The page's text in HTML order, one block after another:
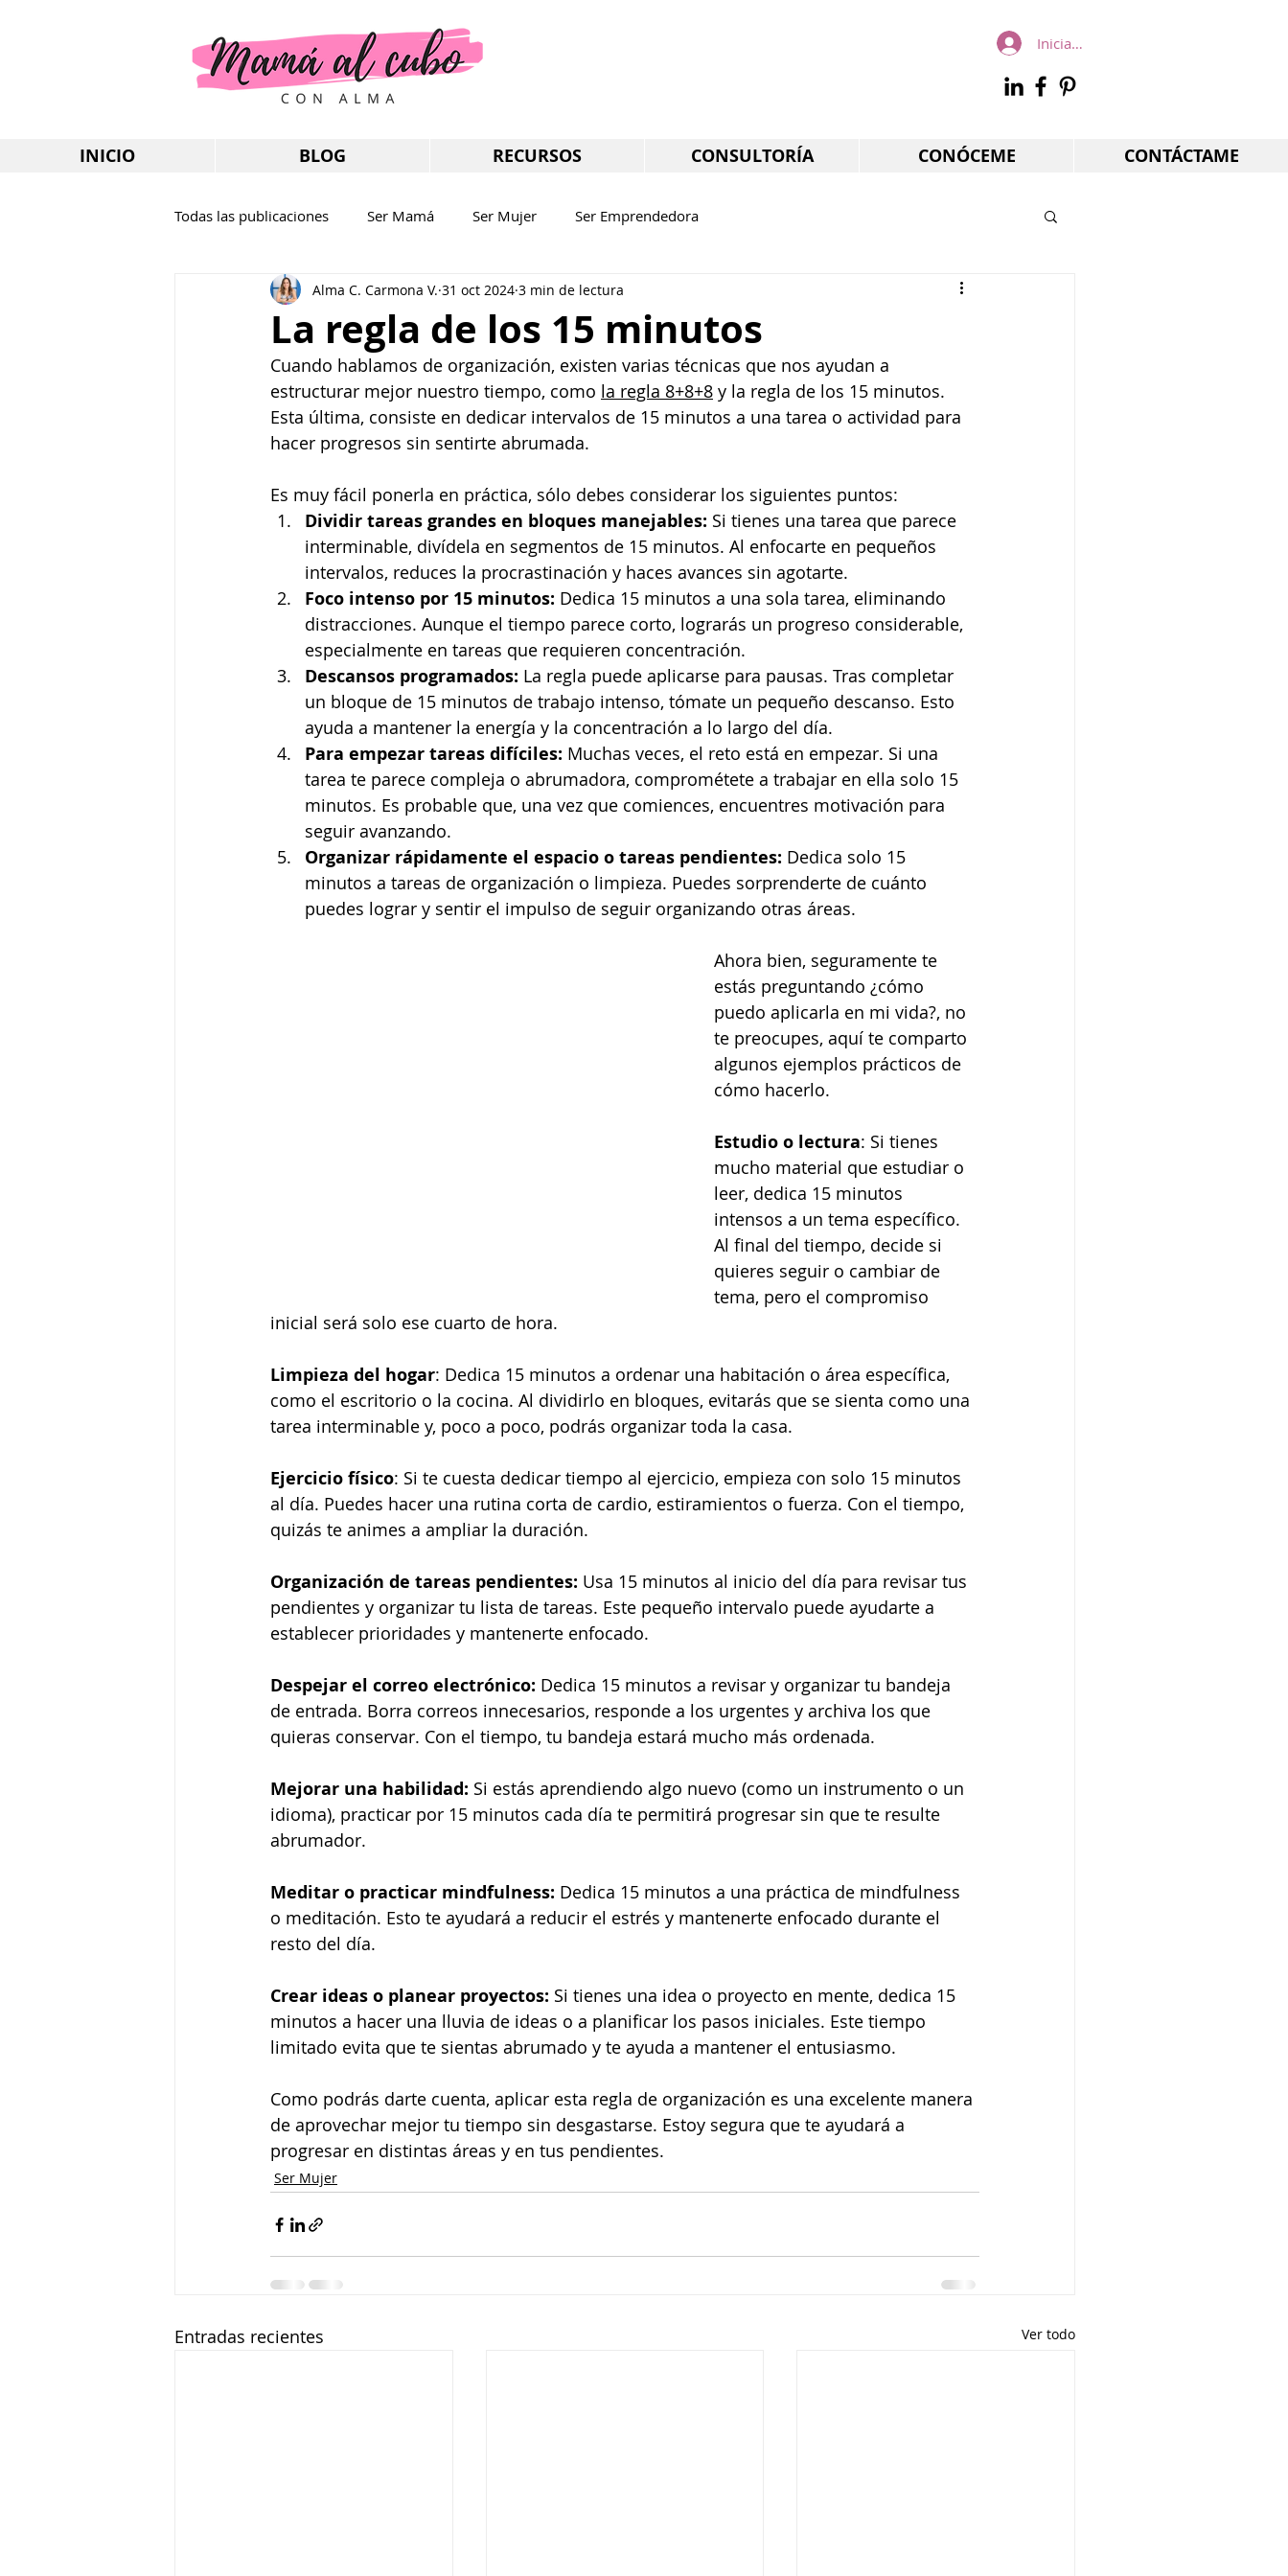
Iniciar sesión
INICIO BLOG RECURSOS CONSULTORÍA CONÓCEME CONTÁCTAME
Todas las publicaciones Ser Mamá Ser Mujer Ser Emprendedora
La regla de los 15 minutos
Alma C. Carmona V. 31 oct 2024 3 min de lectura
Cuando hablamos de organización, existen varias técnicas que nos ayudan a
estructurar mejor nuestro tiempo, como la regla 8+8+8 y la regla de los 15 minutos.
Esta última, consiste en dedicar intervalos de 15 minutos a una tarea o actividad para
hacer progresos sin sentirte abrumada.
Es muy fácil ponerla en práctica, sólo debes considerar los siguientes puntos:
Dividir tareas grandes en bloques manejables: Si tienes una tarea que parece
interminable, divídela en segmentos de 15 minutos. Al enfocarte en pequeños
intervalos, reduces la procrastinación y haces avances sin agotarte.
Foco intenso por 15 minutos: Dedica 15 minutos a una sola tarea, eliminando
distracciones. Aunque el tiempo parece corto, lograrás un progreso considerable,
especialmente en tareas que requieren concentración.
Descansos programados: La regla puede aplicarse para pausas. Tras completar
un bloque de 15 minutos de trabajo intenso, tómate un pequeño descanso. Esto
ayuda a mantener la energía y la concentración a lo largo del día.
Para empezar tareas difíciles: Muchas veces, el reto está en empezar. Si una
tarea te parece compleja o abrumadora, comprométete a trabajar en ella solo 15
minutos. Es probable que, una vez que comiences, encuentres motivación para
seguir avanzando.
Organizar rápidamente el espacio o tareas pendientes: Dedica solo 15
minutos a tareas de organización o limpieza. Puedes sorprenderte de cuánto
puedes lograr y sentir el impulso de seguir organizando otras áreas.
Ahora bien, seguramente te
estás preguntando ¿cómo
puedo aplicarla en mi vida?, no
te preocupes, aquí te comparto
algunos ejemplos prácticos de
cómo hacerlo.
Estudio o lectura: Si tienes
mucho material que estudiar o
leer, dedica 15 minutos
intensos a un tema específico.
Al final del tiempo, decide si
quieres seguir o cambiar de
tema, pero el compromiso
inicial será solo ese cuarto de hora.
Limpieza del hogar: Dedica 15 minutos a ordenar una habitación o área específica,
como el escritorio o la cocina. Al dividirlo en bloques, evitarás que se sienta como una
tarea interminable y, poco a poco, podrás organizar toda la casa.
Ejercicio físico: Si te cuesta dedicar tiempo al ejercicio, empieza con solo 15 minutos
al día. Puedes hacer una rutina corta de cardio, estiramientos o fuerza. Con el tiempo,
quizás te animes a ampliar la duración.
Organización de tareas pendientes: Usa 15 minutos al inicio del día para revisar tus
pendientes y organizar tu lista de tareas. Este pequeño intervalo puede ayudarte a
establecer prioridades y mantenerte enfocado.
Despejar el correo electrónico: Dedica 15 minutos a revisar y organizar tu bandeja
de entrada. Borra correos innecesarios, responde a los urgentes y archiva los que
quieras conservar. Con el tiempo, tu bandeja estará mucho más ordenada.
Mejorar una habilidad: Si estás aprendiendo algo nuevo (como un instrumento o un
idioma), practicar por 15 minutos cada día te permitirá progresar sin que te resulte
abrumador.
Meditar o practicar mindfulness: Dedica 15 minutos a una práctica de mindfulness
o meditación. Esto te ayudará a reducir el estrés y mantenerte enfocado durante el
resto del día.
Crear ideas o planear proyectos: Si tienes una idea o proyecto en mente, dedica 15
minutos a hacer una lluvia de ideas o a planificar los pasos iniciales. Este tiempo
limitado evita que te sientas abrumado y te ayuda a mantener el entusiasmo.
Como podrás darte cuenta, aplicar esta regla de organización es una excelente manera
de aprovechar mejor tu tiempo sin desgastarse. Estoy segura que te ayudará a
progresar en distintas áreas y en tus pendientes.
Ser Mujer
Entradas recientes Ver todo